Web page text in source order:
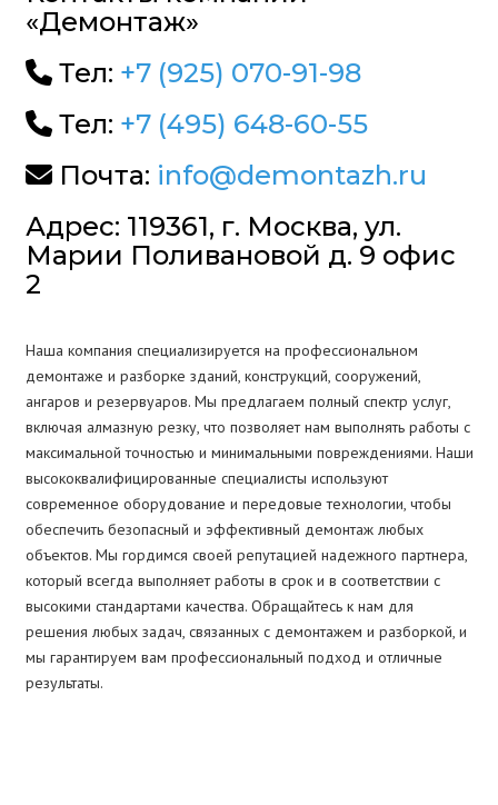
«Демонтаж»
Тел: +7 (925) 070-91-98
Тел: +7 (495) 648-60-55
Почта: info@demontazh.ru
Адрес: 119361, г. Москва, ул.
Марии Поливановой д. 9 офис
2
Наша компания специализируется на профессиональном
демонтаже и разборке зданий, конструкций, сооружений,
ангаров и резервуаров. Мы предлагаем полный спектр услуг,
включая алмазную резку, что позволяет нам выполнять работы с
максимальной точностью и минимальными повреждениями. Наши
высококвалифицированные специалисты используют
современное оборудование и передовые технологии, чтобы
обеспечить безопасный и эффективный демонтаж любых
объектов. Мы гордимся своей репутацией надежного партнера,
который всегда выполняет работы в срок и в соответствии с
высокими стандартами качества. Обращайтесь к нам для
решения любых задач, связанных с демонтажем и разборкой, и
мы гарантируем вам профессиональный подход и отличные
результаты.